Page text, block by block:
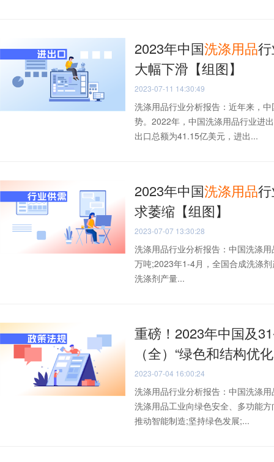
2023年中国洗涤用品
大幅下滑【组图】
2023-07-11 14:30:49
洗涤用品行业分析报告：近年来，
势。2022年，中国洗涤用品行业进
出口总额为41.15亿美元，进出...
2023年中国洗涤用品
求萎缩【组图】
2023-07-07 13:30:28
洗涤用品行业分析报告：中国洗涤
万吨;2023年1-4月，全国合成洗涤
洗涤剂产量...
重磅！2023年中国及
（全）“绿色和结构优
2023-07-04 16:00:24
洗涤用品行业分析报告：中国洗涤
洗涤用品工业向绿色安全、多功能
推动智能制造;坚持绿色发展;...